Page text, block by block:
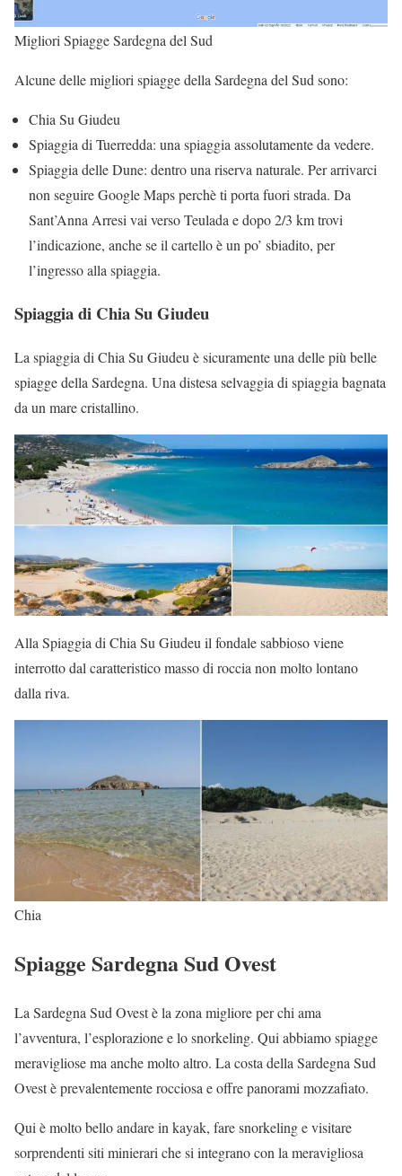
Migliori Spiagge Sardegna del Sud
Alcune delle migliori spiagge della Sardegna del Sud sono:
Chia Su Giudeu
Spiaggia di Tuerredda: una spiaggia assolutamente da vedere.
Spiaggia delle Dune: dentro una riserva naturale. Per arrivarci
non seguire Google Maps perchè ti porta fuori strada. Da
Sant’Anna Arresi vai verso Teulada e dopo 2/3 km trovi
l’indicazione, anche se il cartello è un po’ sbiadito, per
l’ingresso alla spiaggia.
Spiaggia di Chia Su Giudeu
La spiaggia di Chia Su Giudeu è sicuramente una delle più belle
spiagge della Sardegna. Una distesa selvaggia di spiaggia bagnata
da un mare cristallino.
Alla Spiaggia di Chia Su Giudeu il fondale sabbioso viene
interrotto dal caratteristico masso di roccia non molto lontano
dalla riva.
Chia
Spiagge Sardegna Sud Ovest
La Sardegna Sud Ovest è la zona migliore per chi ama
l’avventura, l’esplorazione e lo snorkeling. Qui abbiamo spiagge
meravigliose ma anche molto altro. La costa della Sardegna Sud
Ovest è prevalentemente rocciosa e offre panorami mozzafiato.
Qui è molto bello andare in kayak, fare snorkeling e visitare
sorprendenti siti minierari che si integrano con la meravigliosa